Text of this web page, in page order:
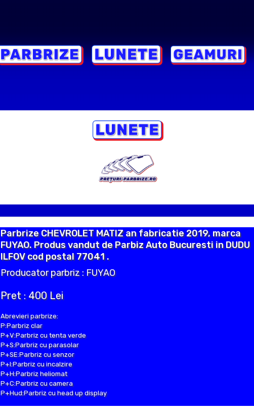
Parbrize CHEVROLET MATIZ an fabricatie 2019, marca
FUYAO. Produs vandut de Parbiz Auto Bucuresti in DUDU
ILFOV cod postal 77041 .
Producator parbriz : FUYAO
Pret : 400 Lei
Abrevieri parbrize:
P:Parbriz clar
P+V:Parbriz cu tenta verde
P+S:Parbriz cu parasolar
P+SE:Parbriz cu senzor
P+I:Parbriz cu incalzire
P+H:Parbriz heliomat
P+C:Parbriz cu camera
P+Hud:Parbriz cu head up display